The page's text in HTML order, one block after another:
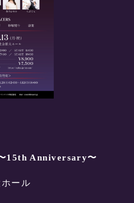
15th Anniversary〜
ール